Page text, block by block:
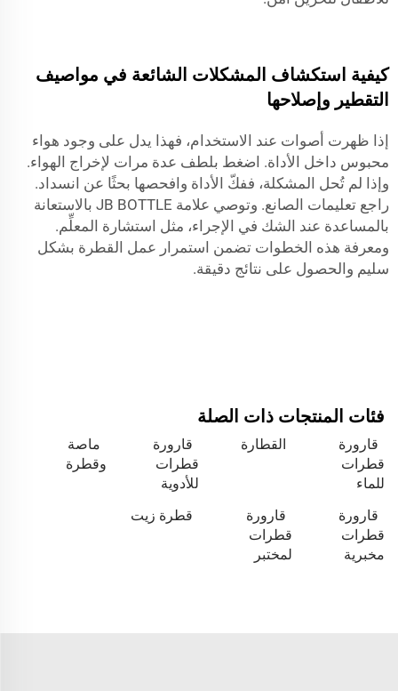
كيفية استكشاف المشكلات الشائعة في مواصيف
التقطير وإصلاحها
إذا ظهرت أصوات عند الاستخدام، فهذا يدل على وجود هواء
محبوس داخل الأداة. اضغط بلطف عدة مرات لإخراج الهواء.
وإذا لم تُحل المشكلة، ففكّ الأداة وافحصها بحثًا عن انسداد.
راجع تعليمات الصانع. وتوصي علامة JB BOTTLE بالاستعانة
بالمساعدة عند الشك في الإجراء، مثل استشارة المعلِّم.
ومعرفة هذه الخطوات تضمن استمرار عمل القطرة بشكل
سليم والحصول على نتائج دقيقة.
فئات المنتجات ذات الصلة
قارورة
قطرات
للماء
القطارة
قارورة
قطرات
للأدوية
ماصة
وقطرة
قارورة
قطرات
مخبرية
قارورة
قطرات
لمختبر
قطرة زيت